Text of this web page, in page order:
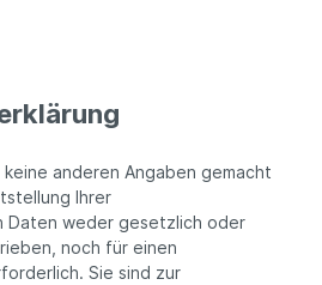
anderen Angaben gemacht
Ihrer
Daten weder gesetzlich oder
noch für einen
Sie sind zur